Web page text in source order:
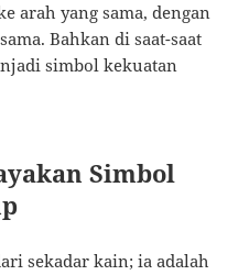
arah yang sama, dengan
Bahkan di saat-saat
simbol kekuatan
Simbol
sekadar kain; ia adalah